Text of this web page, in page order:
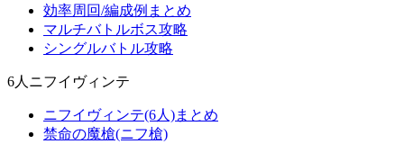
効率周回/編成例まとめ
マルチバトルボス攻略
シングルバトル攻略
6人ニフイヴィンテ
ニフイヴィンテ(6人)まとめ
禁命の魔槍(ニフ槍)